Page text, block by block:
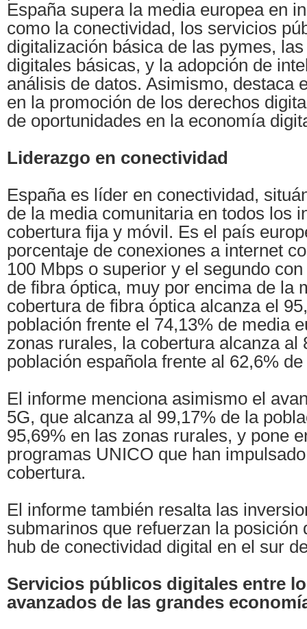
España supera la media europea en
como la conectividad, los servicios
digitalización básica de las pymes,
digitales básicas, y la adopción de
análisis de datos. Asimismo, destaca
en la promoción de los derechos
de oportunidades en la economía
Liderazgo en conectividad
España es líder en conectividad,
de la media comunitaria en todos los
cobertura fija y móvil. Es el país
porcentaje de conexiones a internet
100 Mbps o superior y el segundo
de fibra óptica, muy por encima de la
cobertura de fibra óptica alcanza el
población frente el 74,13% de media
zonas rurales, la cobertura alcanza al
población española frente al 62,6%
El informe menciona asimismo el
5G, que alcanza al 99,17% de la
95,69% en las zonas rurales, y pone
programas UNICO que han
cobertura.
El informe también resalta las
submarinos que refuerzan la posición
hub de conectividad digital en el sur
Servicios públicos digitales entre
avanzados de las grandes